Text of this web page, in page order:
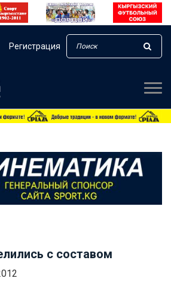
Регистрация
с составом